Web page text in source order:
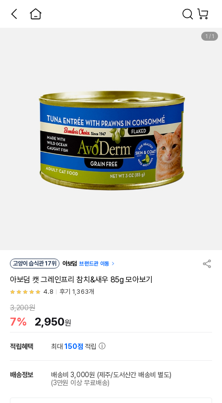
1 / 1
고양이 습식관 17위 아보덤 브랜드관 이동
아보덤 캣 그레인프리 참치&새우 85g 모아보기
4.8 후기 1,363개
3,200원
7% 2,950원
적립혜택 최대150점 적립
배송정보 배송비 3,000원 (제주/도서산간 배송비 별도)
(3만원 이상 무료배송)